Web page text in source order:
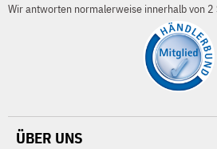
Wir antworten normalerweise innerhalb von 2
ÜBER UNS